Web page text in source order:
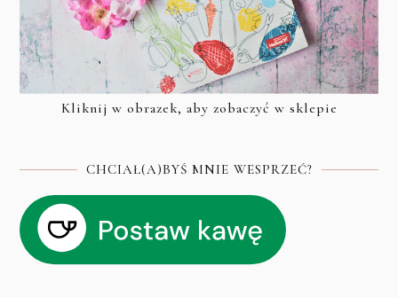
Kliknij w obrazek, aby zobaczyć w sklepie
CHCIAŁ(A)BYŚ MNIE WESPRZEĆ?